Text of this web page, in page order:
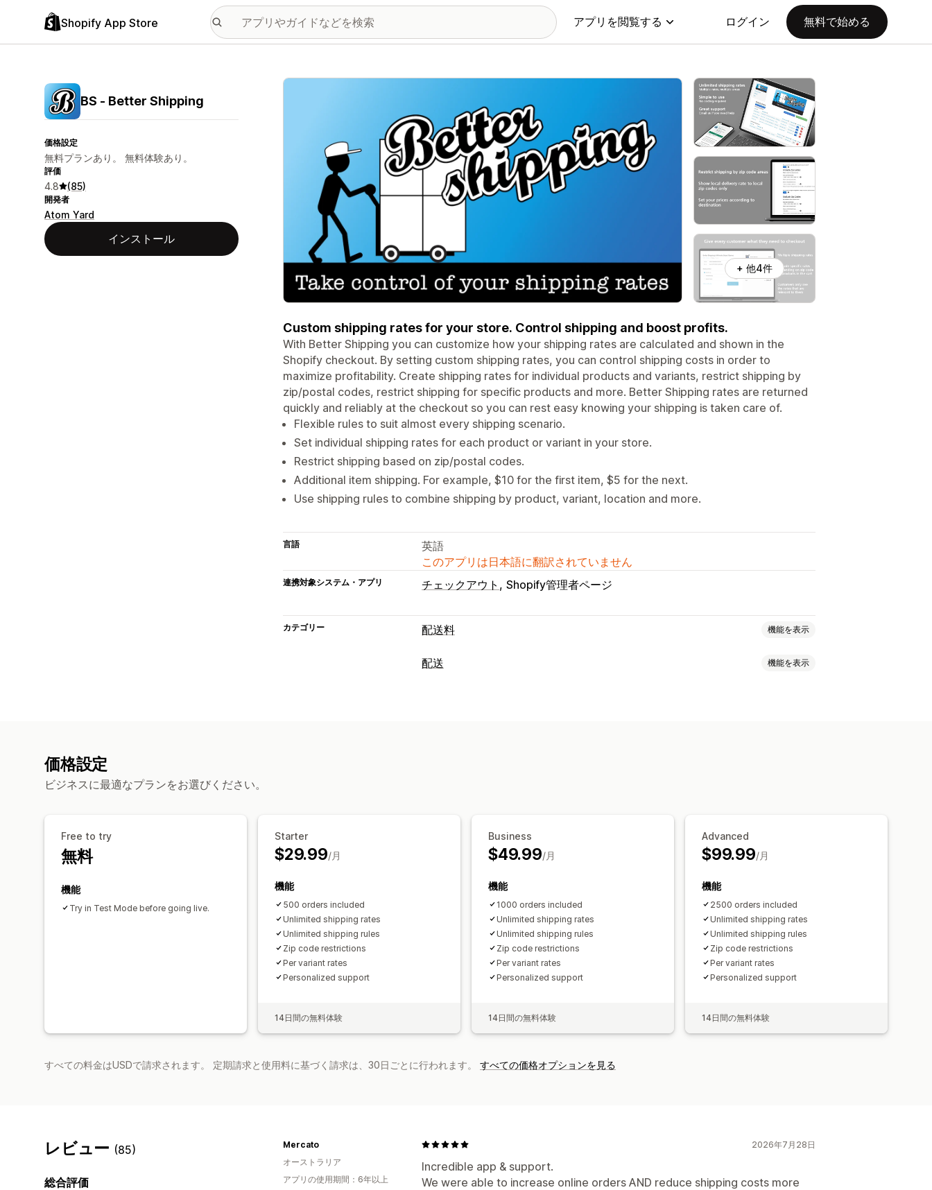
Shopify App Store アプリを閲覧する ログイン 無料で始める
BS ‑ Better Shipping
価格設定
無料プランあり。 無料体験あり。
評価
4.8 (85)
開発者
Atom Yard
インストール
特集の画像ギャラリー
+ 他4件
Custom shipping rates for your store. Control shipping and boost profits.
With Better Shipping you can customize how your shipping rates are calculated and shown in the
Shopify checkout. By setting custom shipping rates, you can control shipping costs in order to
maximize profitability. Create shipping rates for individual products and variants, restrict shipping by
zip/postal codes, restrict shipping for specific products and more. Better Shipping rates are returned
quickly and reliably at the checkout so you can rest easy knowing your shipping is taken care of.
Flexible rules to suit almost every shipping scenario.
Set individual shipping rates for each product or variant in your store.
Restrict shipping based on zip/postal codes.
Additional item shipping. For example, $10 for the first item, $5 for the next.
Use shipping rules to combine shipping by product, variant, location and more.
言語
英語
このアプリは日本語に翻訳されていません
連携対象システム・アプリ チェックアウト Shopify管理者ページ
カテゴリー 配送料 機能を表示
レート計算
配送 機能を表示
価格設定
ビジネスに最適なプランをお選びください。
Free to try
無料
機能
Try in Test Mode before going live.
Starter
$29.99/月
機能
500 orders included
Unlimited shipping rates
Unlimited shipping rules
Zip code restrictions
Per variant rates
Personalized support
14日間の無料体験
Business
$49.99/月
機能
1000 orders included
Unlimited shipping rates
Unlimited shipping rules
Zip code restrictions
Per variant rates
Personalized support
14日間の無料体験
Advanced
$99.99/月
機能
2500 orders included
Unlimited shipping rates
Unlimited shipping rules
Zip code restrictions
Per variant rates
Personalized support
14日間の無料体験
すべての料金はUSDで請求されます。 定期請求と使用料に基づく請求は、30日ごとに行われます。 すべての価格オプションを見る
レビュー (85)
総合評価
2026年7月28日
Incredible app & support.
We were able to increase online orders AND reduce shipping costs more
Mercato
オーストラリア
アプリの使用期間：6年以上